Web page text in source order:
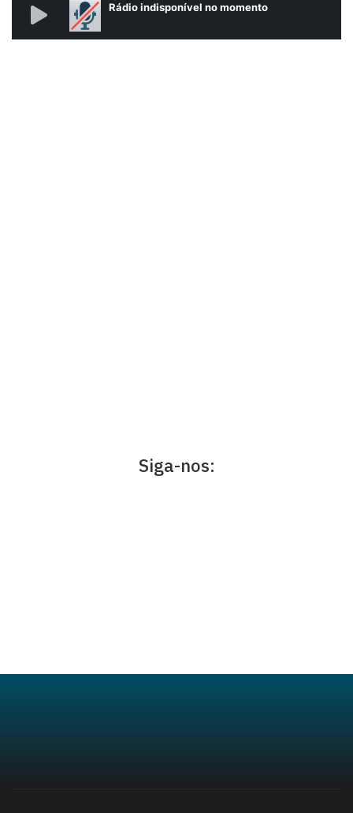
Siga-nos: